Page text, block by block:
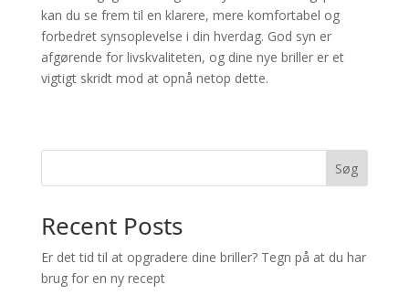
kan du se frem til en klarere, mere komfortabel og
forbedret synsoplevelse i din hverdag. God syn er
afgørende for livskvaliteten, og dine nye briller er et
vigtigt skridt mod at opnå netop dette.
Søg
Recent Posts
Er det tid til at opgradere dine briller? Tegn på at du har
brug for en ny recept